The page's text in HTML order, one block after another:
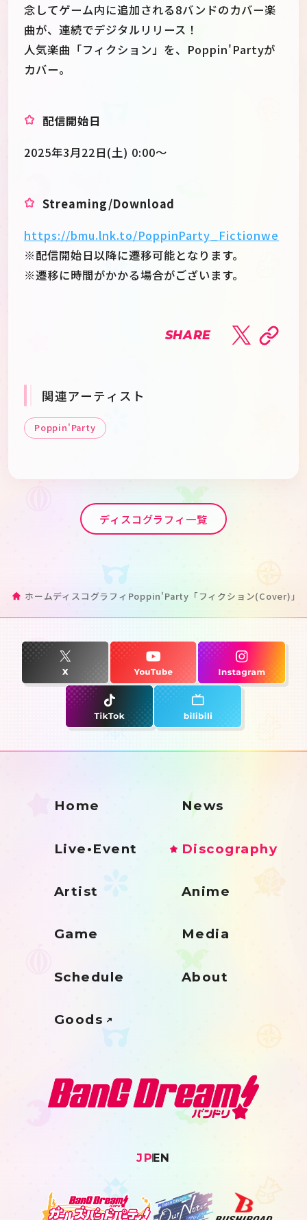
念してゲーム内に追加される8バンドのカバー楽
曲が、連続でデジタルリリース！
人気楽曲「フィクション」を、Poppin'Partyが
カバー。
配信開始日
2025年3月22日(土) 0:00〜
Streaming/Download
https://bmu.lnk.to/PoppinParty_Fictionwe
※配信開始日以降に遷移可能となります。
※遷移に時間がかかる場合がございます。
SHARE
関連アーティスト
Poppin'Party
ディスコグラフィ一覧
ホームディスコグラフィ Poppin'Party「フィクション(Cover)」
Home News
Live•Event Discography
Artist Anime
Game Media
Schedule About
Goods
JPEN